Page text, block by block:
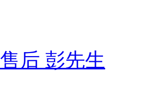
售后 彭先生